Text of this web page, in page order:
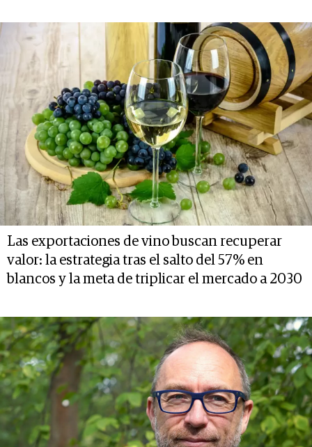
Las exportaciones de vino buscan recuperar
valor: la estrategia tras el salto del 57% en
blancos y la meta de triplicar el mercado a 2030